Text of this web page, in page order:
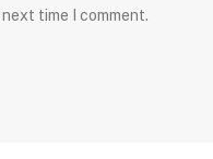
time I comment.